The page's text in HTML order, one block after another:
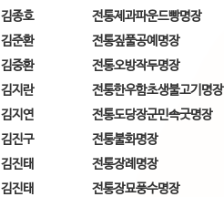
김종호
전통제과파운드빵명장
김준환
전통짚풀공예명장
김중환 전통오방작두명장
김지란
전통한우함초생불고기명장
김지연
전통도당장군민속굿명장
김진구
전통불화명장
김진태 전통장례명장
김진태
전통장묘풍수명장